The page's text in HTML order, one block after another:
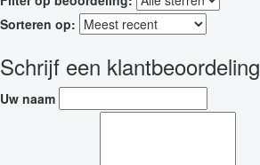
Sorteren op:
Schrijf een klantbeoordeling
Uw naam